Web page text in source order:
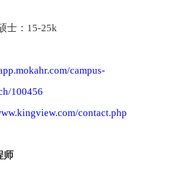
：15-25k
campus-
100456
contact.php
师